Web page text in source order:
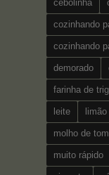
cebolinha
cozinhando
cozinhando
demorado
farinha de
leite limão
molho de
muito rápido